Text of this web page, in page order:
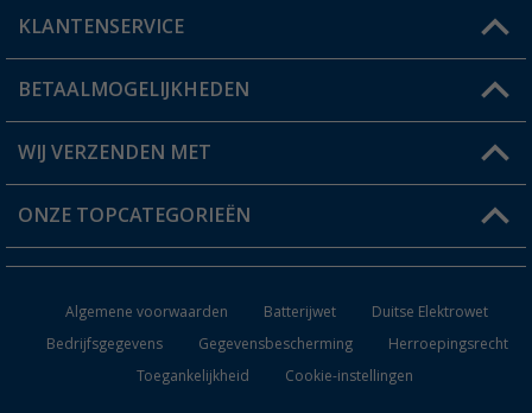
Mijn account
Status bestelling
Verlanglijstje
KLANTENSERVICE
FAQ & Contact
Verzendinformatie
Catalogus
BETAALMOGELIJKHEDEN
WIJ VERZENDEN MET
ONZE TOPCATEGORIEËN
Campingmeubilair
Algemene voorwaarden Batterijwet
Duitse Elektrowet
Bedrijfsgegevens
Gegevensbescherming
Herroepingsrecht
Toegankelijkheid
Cookie-instellingen